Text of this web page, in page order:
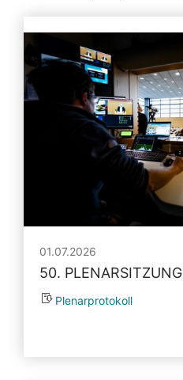
01.07.2026
50. PLENARSITZUNG
Plenarprotokoll